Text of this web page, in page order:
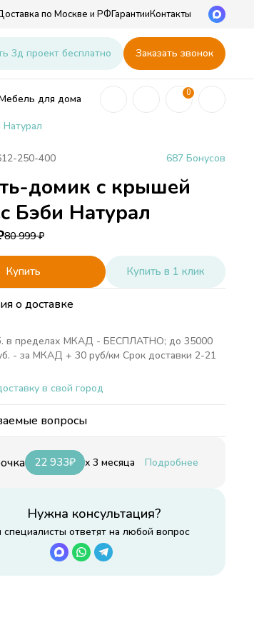
по Москве и РФГарантииКонтакты
3д проект бесплатно Заказать звонок
для дома 0
250-400 687 Бонусов
домик с крышей
Бэби Натурал
80 999₽
Купить Купить в 1 клик
о доставке
в пределах МКАД - БЕСПЛАТНО; до 35000
- за МКАД + 30 руб/км Срок доставки 2-21
в свой город
вопросы
22 933₽ x 3 месяца Подробнее
Нужна консультация?
ответят на любой вопрос